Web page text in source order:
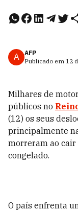
A
AFP
Publicado em 12
Milhares de
públicos no
(12) os seus
principalmente
morreram ao
congelado.
O país enfrenta